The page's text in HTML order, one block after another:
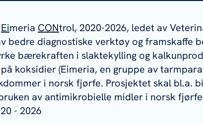
Eimeria CONtrol, 2020-2026, ledet av
bedre diagnostiske verktøy og framskaffe
bærekraften i slaktekylling og
koksidier (Eimeria, en gruppe av
i norsk fjørfe. Prosjektet skal bl.a.
av antimikrobielle midler i norsk
- 2026